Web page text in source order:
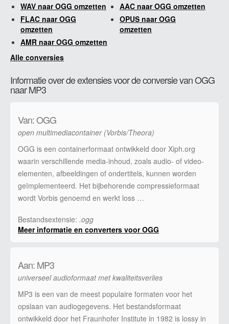
WAV naar OGG omzetten
AAC naar OGG omzetten
FLAC naar OGG
omzetten
OPUS naar OGG
omzetten
AMR naar OGG omzetten
Alle conversies
Informatie over de extensies voor de conversie van OGG
naar MP3
Van: OGG
open multimediacontainer (Vorbis/Theora)
OGG is een containerformaat ontwikkeld door Xiph.org
waarin verschillende media-inhoud, zoals audio- of video-
elementen, afbeeldingen of ondertitels, kunnen worden
geïmplementeerd. Het bijbehorende compressieformaat
wordt Vorbis genoemd en werkt loss …
Bestandsextensie: .ogg
Meer informatie en converters voor OGG
Aan: MP3
universeel audioformaat met kwaliteitsverlies
MP3 is een van de meest populaire formaten voor het
opslaan van audiogegevens. Het bestandsformaat
ontwikkeld door het Fraunhofer Institute in 1982 is lossy in